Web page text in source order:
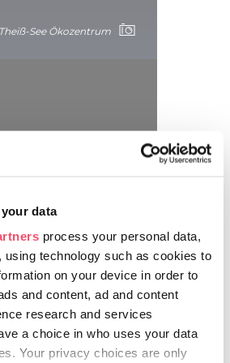
data
process your personal data,
using technology such as cookies to
on your device in order to
and content, ad and content
research and services
a choice in who uses your data
Your privacy choices are only
Theiß-See Ökozentrum
Theiß-See Ökozentrum
Entspannung auf der
für seine unberührte Naturlandschaft
die Besucher*innen auch gut
natürlicher Schönheit. Der
von allen ist der Álompart in
Wie der Name schon sagt, ist der
Umgebung und des
von einer seltenen Ruhe geprägt.
zahlreiche Möglichkeiten für eine
Man kann sie mit dem Tretboot,